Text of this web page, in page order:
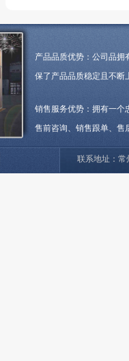
产品品质优势：公司品拥
保了产品品质稳定且不断
销售服务优势：拥有一个
售前咨询、销售跟单、售
联系地址：